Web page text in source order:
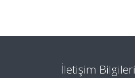
İletişim Bilgileri